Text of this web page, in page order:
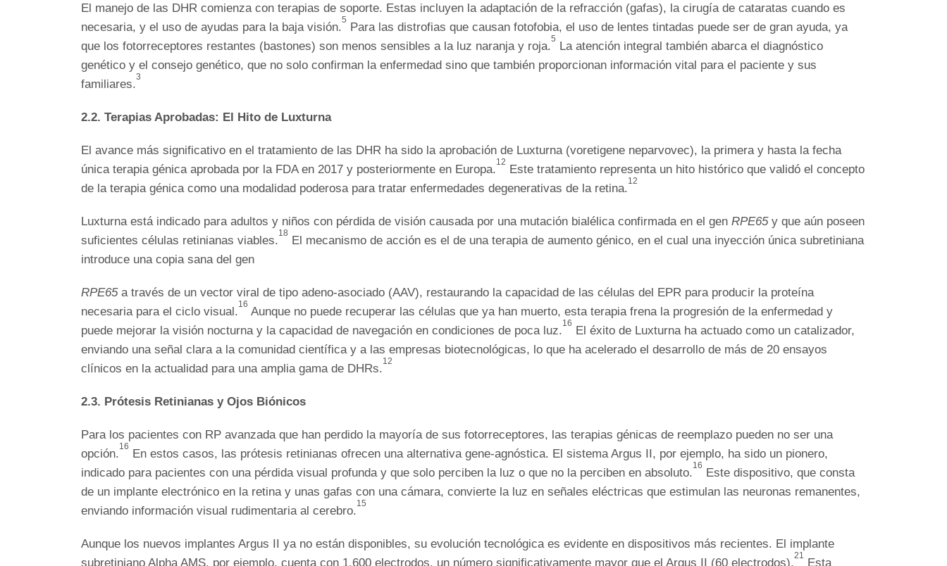
El manejo de las DHR comienza con terapias de soporte. Estas incluyen la adaptación de la refracción (gafas), la cirugía de cataratas cuando es
necesaria, y el uso de ayudas para la baja visión.
5
Para las distrofias que causan fotofobia, el uso de lentes tintadas puede ser de gran ayuda, ya
que los fotorreceptores restantes (bastones) son menos sensibles a la luz naranja y roja.
5
La atención integral también abarca el diagnóstico
genético y el consejo genético, que no solo confirman la enfermedad sino que también proporcionan información vital para el paciente y sus
familiares.
3
2.2. Terapias Aprobadas: El Hito de Luxturna
El avance más significativo en el tratamiento de las DHR ha sido la aprobación de Luxturna (voretigene neparvovec), la primera y hasta la fecha
única terapia génica aprobada por la FDA en 2017 y posteriormente en Europa.
12
Este tratamiento representa un hito histórico que validó el concepto
de la terapia génica como una modalidad poderosa para tratar enfermedades degenerativas de la retina.
12
Luxturna está indicado para adultos y niños con pérdida de visión causada por una mutación bialélica confirmada en el gen RPE65y que aún poseen
suficientes células retinianas viables.
18
El mecanismo de acción es el de una terapia de aumento génico, en el cual una inyección única subretiniana
introduce una copia sana del gen
RPE65a través de un vector viral de tipo adeno-asociado (AAV), restaurando la capacidad de las células del EPR para producir la proteína
necesaria para el ciclo visual.
16
Aunque no puede recuperar las células que ya han muerto, esta terapia frena la progresión de la enfermedad y
puede mejorar la visión nocturna y la capacidad de navegación en condiciones de poca luz.
16
El éxito de Luxturna ha actuado como un catalizador,
enviando una señal clara a la comunidad científica y a las empresas biotecnológicas, lo que ha acelerado el desarrollo de más de 20 ensayos
clínicos en la actualidad para una amplia gama de DHRs.
12
2.3. Prótesis Retinianas y Ojos Biónicos
Para los pacientes con RP avanzada que han perdido la mayoría de sus fotorreceptores, las terapias génicas de reemplazo pueden no ser una
opción.
16
En estos casos, las prótesis retinianas ofrecen una alternativa gene-agnóstica. El sistema Argus II, por ejemplo, ha sido un pionero,
indicado para pacientes con una pérdida visual profunda y que solo perciben la luz o que no la perciben en absoluto.
16
Este dispositivo, que consta
de un implante electrónico en la retina y unas gafas con una cámara, convierte la luz en señales eléctricas que estimulan las neuronas remanentes,
enviando información visual rudimentaria al cerebro.
15
Aunque los nuevos implantes Argus II ya no están disponibles, su evolución tecnológica es evidente en dispositivos más recientes. El implante
subretiniano Alpha AMS, por ejemplo, cuenta con 1,600 electrodos, un número significativamente mayor que el Argus II (60 electrodos).
21
Esta